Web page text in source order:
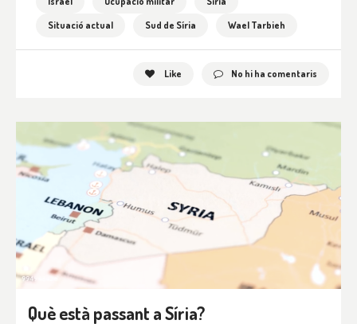
Situació actual
Sud de Síria Wael Tarbieh
Like No hi ha comentaris
Què està passant a Síria?